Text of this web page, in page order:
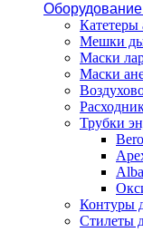
Мешки
Маски
Маски
Трубки
Контуры
Стилеты